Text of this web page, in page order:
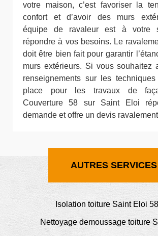
votre maison, c’est favoriser la
confort et d’avoir des murs
équipe de ravaleur est à votre
répondre à vos besoins. Le
doit être bien fait pour garantir
murs extérieurs. Si vous souhaitez
renseignements sur les
place pour les travaux de
Couverture 58 sur Saint Eloi
demande et offre un devis
AUTRES SERVICES
Isolation toiture Saint Eloi
Nettoyage demoussage toiture